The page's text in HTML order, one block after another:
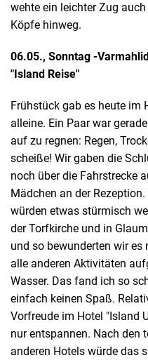
wehte ein leichter Zug
Köpfe hinweg.
06.05., Sonntag -
"Island Reise"
Frühstück gab es heute im
alleine. Ein Paar war
auf zu regnen: Regen,
scheiße! Wir gaben die
noch über die Fahrstrecke
Mädchen an der
würden etwas stürmisch
der Torfkirche und in
und so bewunderten wir
alle anderen Aktivitäten
Wasser. Das fand ich so
einfach keinen Spaß.
Vorfreude im Hotel "Island
nur entspannen. Nach den
anderen Hotels würde das